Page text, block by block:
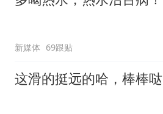
新媒体 69跟贴
这滑的挺远的哈，棒棒哒